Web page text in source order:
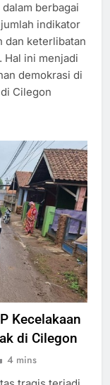
berbagai
indikator
dan keterlibatan
Hal ini menjadi
demokrasi di
Cilegon
Kecelakaan
di Cilegon
4 mins